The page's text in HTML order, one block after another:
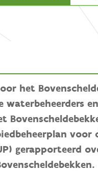
het
voor
gerapporteerd